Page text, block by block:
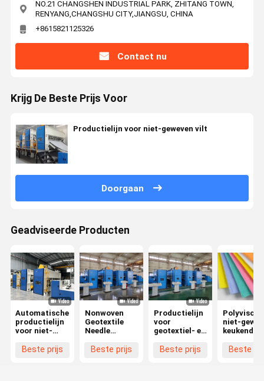
NO.21 CHANGSHEN INDUSTRIAL PARK, ZHITANG TOWN,
RENYANG,CHANGSHU CITY,JIANGSU, CHINA
+8615821125326
Contact nu
Krijg De Beste Prijs Voor
Productielijn voor niet-geweven vilt
Doorgaan
Geadviseerde Producten
Automatische
productielijn
voor niet-
naaldponsen
Beste prijs
Nonwoven
Geotextile
Needle
Production
Beste prijs
Productielijn
voor
geotextiel- en
rollaminatie
Beste prijs
niet-
Beste